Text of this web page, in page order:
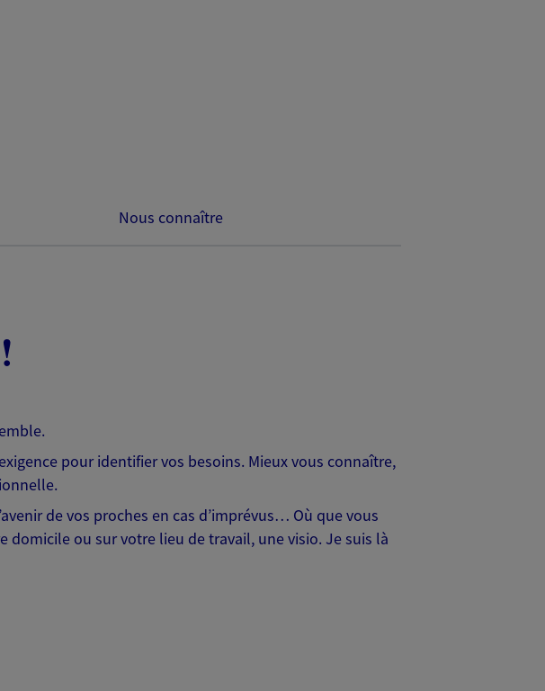
Nous connaître
pour identifier vos besoins. Mieux vous connaître,
de vos proches en cas d’imprévus… Où que vous
domicile ou sur votre lieu de travail, une visio. Je suis là